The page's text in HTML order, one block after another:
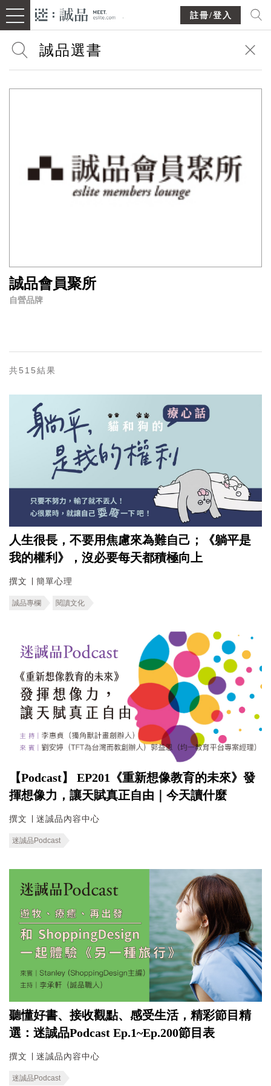
註冊/登入
誠品會員聚所
自營品牌
共515結果
人生很長，不要用焦慮來為難自己；《躺平是
我的權利》，沒必要每天都積極向上
撰文 ∣ 簡單心理
誠品專欄 閱讀文化
【Podcast】 EP201《重新想像教育的未來》發
揮想像力，讓天賦真正自由｜今天讀什麼
撰文 ∣ 迷誠品內容中心
迷誠品Podcast
聽懂好書、接收觀點、感受生活，精彩節目精
選：迷誠品Podcast Ep.1~Ep.200節目表
撰文 ∣ 迷誠品內容中心
迷誠品Podcast